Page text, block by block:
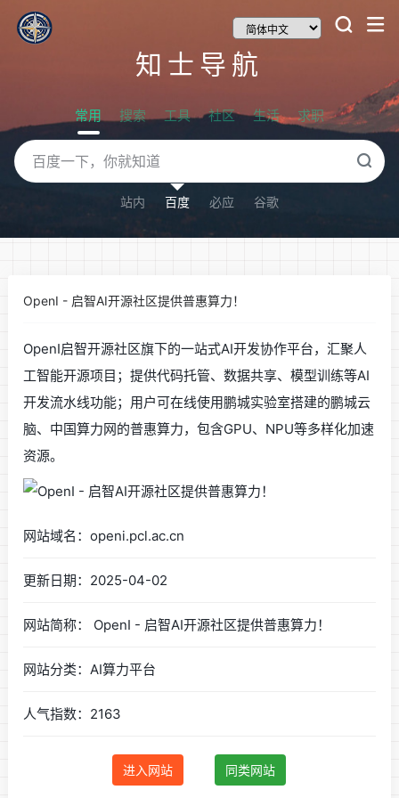
知士导航
常用 搜索 工具 社区 生活 求职
站内 百度 必应 谷歌
OpenI - 启智AI开源社区提供普惠算力！
OpenI启智开源社区旗下的一站式AI开发协作平台，汇聚人
工智能开源项目；提供代码托管、数据共享、模型训练等AI
开发流水线功能；用户可在线使用鹏城实验室搭建的鹏城云
脑、中国算力网的普惠算力，包含GPU、NPU等多样化加速
资源。
网站域名：openi.pcl.ac.cn
更新日期：2025-04-02
网站简称： OpenI - 启智AI开源社区提供普惠算力！
网站分类：AI算力平台
人气指数：2163
进入网站 同类网站